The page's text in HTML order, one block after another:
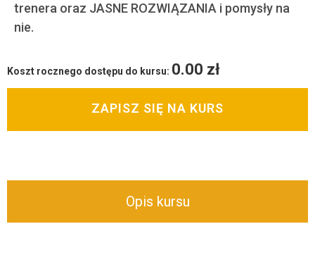
trenera oraz JASNE ROZWIĄZANIA i pomysły na
nie.
Koszt rocznego dostępu do kursu: 0.00 zł
ZAPISZ SIĘ NA KURS
Opis kursu